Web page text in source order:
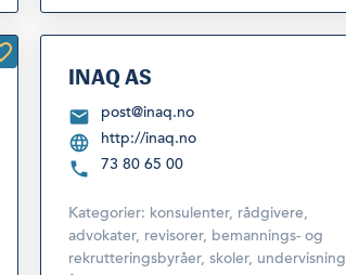
INAQ AS
post@inaq.no
http://inaq.no
73 80 65 00
Kategorier: konsulenter, rådgivere,
advokater, revisorer, bemannings- og
rekrutteringsbyråer,skoler, undervisning